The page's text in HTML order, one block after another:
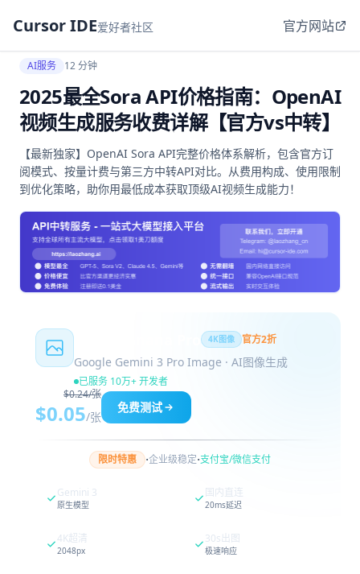
Cursor IDE爱好者社区 官方网站
AI服务 12 分钟
2025最全Sora API价格指南：OpenAI
视频生成服务收费详解【官方vs中转】
【最新独家】OpenAI Sora API完整价格体系解析，包含官方订
阅模式、按量计费与第三方中转API对比。从费用构成、使用限制
到优化策略，助你用最低成本获取顶级AI视频生成能力！
4K图像 官方2折
Google Gemini 3 Pro Image · AI图像生成
已服务 10万+ 开发者
$0.24/张
$0.05/张
免费测试
限时特惠 ·企业级稳定·支付宝/微信支付
Gemini 3
原生模型
国内直连
20ms延迟
4K超清
2048px
30s出图
极速响应